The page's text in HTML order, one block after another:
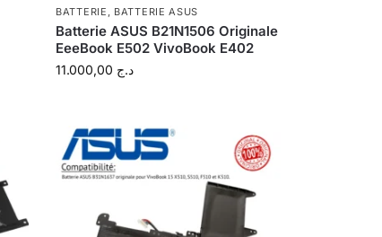
BATTERIE , BATTERIE ASUS
Batterie ASUS B21N1506 Originale
EeeBook E502 VivoBook E402
د.ج